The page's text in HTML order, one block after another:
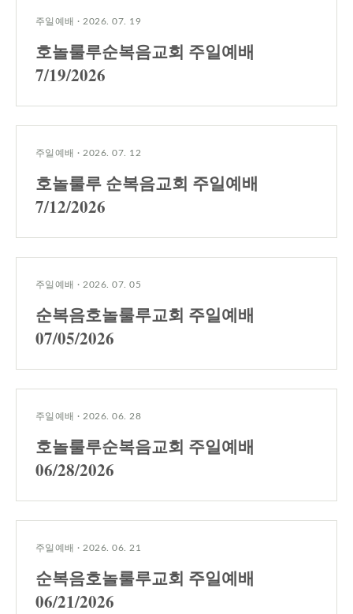
주일예배 · 2026. 07. 19
호놀룰루순복음교회 주일예배
7/19/2026
주일예배 · 2026. 07. 12
호놀룰루 순복음교회 주일예배
7/12/2026
주일예배 · 2026. 07. 05
순복음호놀룰루교회 주일예배
07/05/2026
주일예배 · 2026. 06. 28
호놀룰루순복음교회 주일예배
06/28/2026
주일예배 · 2026. 06. 21
순복음호놀룰루교회 주일예배
06/21/2026